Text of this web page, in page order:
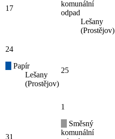
17
komunální
odpad
Lešany
(Prostějov)
24
Papír
Lešany
(Prostějov)
25
31
1
Směsný
komunální